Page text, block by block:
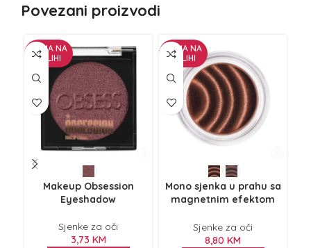
Povezani proizvodi
NEMA NA
ZALIHI
Makeup Obsession
Eyeshadow
Sjenke za oči
3,73 KM
NEMA NA
ZALIHI
Mono sjenka u prahu sa
magnetnim efektom
Magnetize Eyeshadow
0.5g
Sjenke za oči
8,80 KM